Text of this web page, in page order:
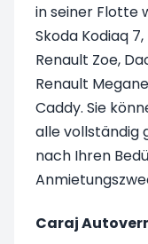
in seiner Flotte
Skoda Kodiaq
Renault Zoe,
Renault
Caddy. Sie
alle vollständig
nach Ihren
Caraj